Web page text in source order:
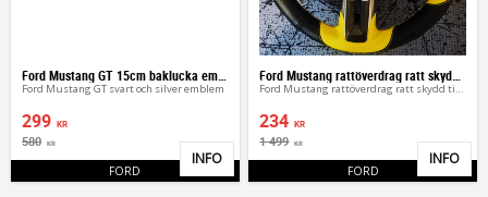
Ford Mustang GT svart och silver emblem
299 KR
580 KR
FORD Lägg till i favoriter
INFO
Ford Mustang rattöverdrag ratt skydd till bilen
234 KR
1 499 KR
FORD
INFO